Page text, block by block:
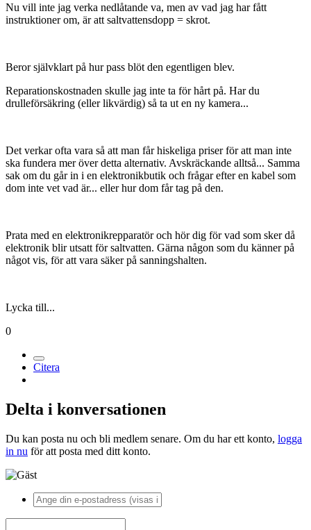
Nu vill inte jag verka nedlåtande va, men av vad jag har fått
instruktioner om, är att saltvattensdopp = skrot.
Beror självklart på hur pass blöt den egentligen blev.
Reparationskostnaden skulle jag inte ta för hårt på. Har du
drulleförsäkring (eller likvärdig) så ta ut en ny kamera...
Det verkar ofta vara så att man får hiskeliga priser för att man inte
ska fundera mer över detta alternativ. Avskräckande alltså... Samma
sak om du går in i en elektronikbutik och frågar efter en kabel som
dom inte vet vad är... eller hur dom får tag på den.
Prata med en elektronikrepparatör och hör dig för vad som sker då
elektronik blir utsatt för saltvatten. Gärna någon som du känner på
något vis, för att vara säker på sanningshalten.
Lycka till...
0
Citera
Delta i konversationen
Du kan posta nu och bli medlem senare. Om du har ett konto, logga
in nu för att posta med ditt konto.